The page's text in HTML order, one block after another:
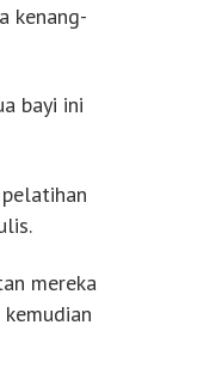
kenang-
bayi ini
mereka